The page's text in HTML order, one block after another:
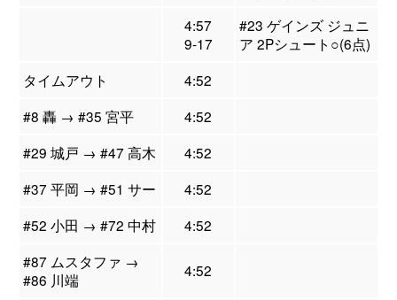
4:57
9-17
#23 ゲインズ ジュニ
ア 2Pシュート○(6点)
タイムアウト
4:52
#8 轟 → #35 宮平
4:52
#29 城戸 → #47 高木
4:52
#37 平岡 → #51 サー
4:52
#52 小田 → #72 中村
4:52
#87 ムスタファ →
#86 川端
4:52